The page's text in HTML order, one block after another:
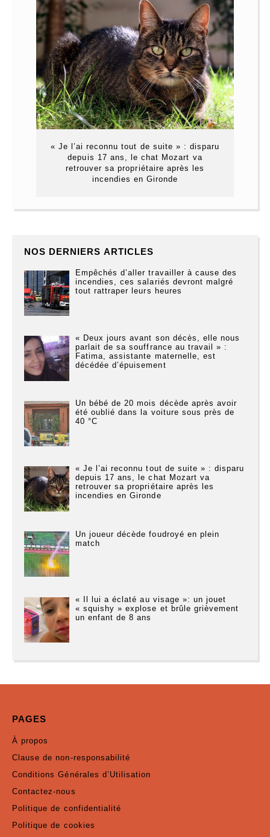
« Je l’ai reconnu tout de suite » : disparu
depuis 17 ans, le chat Mozart va
retrouver sa propriétaire après les
incendies en Gironde
NOS DERNIERS ARTICLES
Empêchés d’aller travailler à cause des
incendies, ces salariés devront malgré
tout rattraper leurs heures
« Deux jours avant son décès, elle nous
parlait de sa souffrance au travail » :
Fatima, assistante maternelle, est
décédée d’épuisement
Un bébé de 20 mois décède après avoir
été oublié dans la voiture sous près de
40 °C
« Je l’ai reconnu tout de suite » : disparu
depuis 17 ans, le chat Mozart va
retrouver sa propriétaire après les
incendies en Gironde
Un joueur décède foudroyé en plein
match
« Il lui a éclaté au visage »: un jouet
« squishy » explose et brûle grièvement
un enfant de 8 ans
PAGES
À propos
Clause de non-responsabilité
Conditions Générales d’Utilisation
Contactez-nous
Politique de confidentialité
Politique de cookies